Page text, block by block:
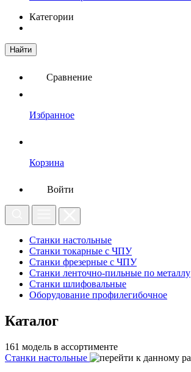
Категории
Найти
Сравнение
Избранное
Корзина
Войти
Станки настольные
Станки токарные с ЧПУ
Станки фрезерные с ЧПУ
Станки ленточно-пильные по металлу
Станки шлифовальные
Оборудование профилегибочное
Каталог
161 модель в ассортименте
Станки настольные